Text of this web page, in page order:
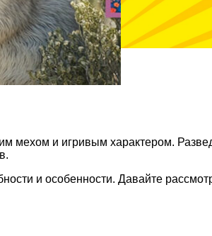
мехом и игривым характером.
и особенности. Давайте